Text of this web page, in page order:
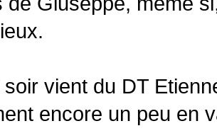
vient du DT
encore un peu en